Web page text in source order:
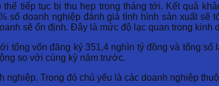
tiếp tục bị thu hẹp trong tháng tới. Kết quả
số doanh nghiệp đánh giá tình hình sản xuất sẽ
sẽ ổn định. Đây là mức độ lạc quan trong kinh
tổng vốn đăng ký 351,4 nghìn tỷ đồng và tổng
so với cùng kỳ năm trước.
Trong đó chủ yếu là các doanh nghiệp